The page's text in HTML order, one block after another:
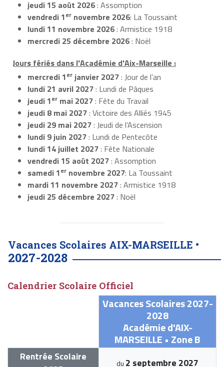
jeudi 15 août 2026: Assomption
vendredi 1er novembre 2026: La Toussaint
lundi 11 novembre 2026: Armistice 1918
mercredi 25 décembre 2026: Noël
Jours fériés dans l'Académie d'Aix-Marseille :
mercredi 1er janvier 2027: Jour de l’an
lundi 21 avril 2027: Lundi de Pâques
jeudi 1er mai 2027: Fête du Travail
jeudi 8 mai 2027: Victoire des Alliés 1945
jeudi 29 mai 2027: Jeudi de l’Ascension
lundi 9 juin 2027: Lundi de Pentecôte
lundi 14 juillet 2027: Fête Nationale
vendredi 15 août 2027: Assomption
samedi 1er novembre 2027: La Toussaint
mardi 11 novembre 2027: Armistice 1918
jeudi 25 décembre 2027: Noël
Vacances Scolaires AIX-MARSEILLE •
2027-2028
Calendrier Scolaire Officiel
Vacances Scolaires 2027-
2028
Académie d'AIX-
MARSEILLE • Zone B
Rentrée Scolaire
du 2 septembre 2027